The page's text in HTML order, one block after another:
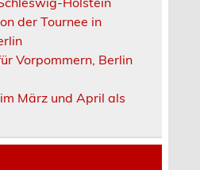
der Tournee in
Vorpommern, Berlin
März und April als